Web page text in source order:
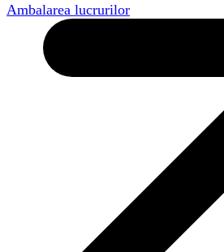
Ambalarea lucrurilor